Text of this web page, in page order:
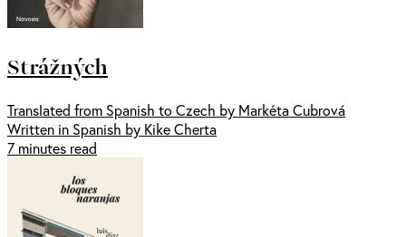
Strážných
Translated from Spanish to Czech by Markéta Cubrová
Written in Spanish by Kike Cherta
7 minutes read